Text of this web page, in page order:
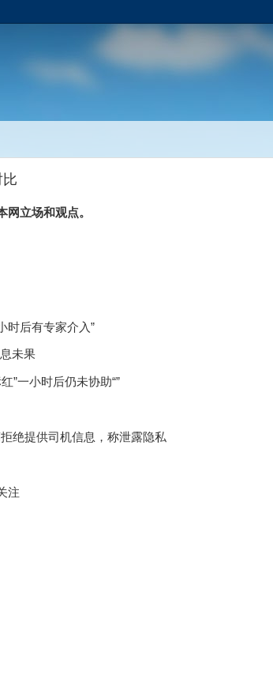
比
立场和观点。
时后有专家介入”
未果
”一小时后仍未协助“”
绝提供司机信息，称泄露隐私
注